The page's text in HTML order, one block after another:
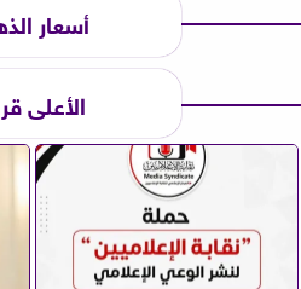
أسعار
الأعلى